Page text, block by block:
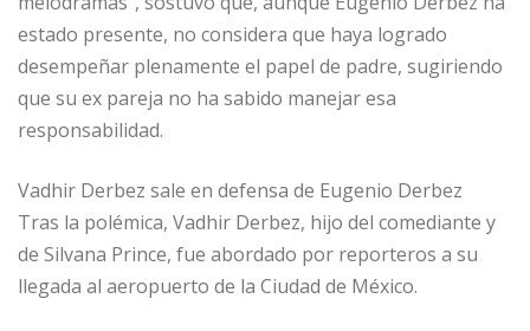
estado presente, no considera que haya logrado
desempeñar plenamente el papel de padre, sugiriendo
que su ex pareja no ha sabido manejar esa
responsabilidad.
Vadhir Derbez sale en defensa de Eugenio Derbez
Tras la polémica, Vadhir Derbez, hijo del comediante y
de Silvana Prince, fue abordado por reporteros a su
llegada al aeropuerto de la Ciudad de México.